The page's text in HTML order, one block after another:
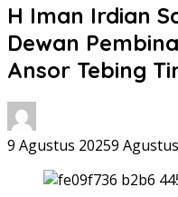
H Iman Irdian
Dewan
Ansor Tebing
9 Agustus 20259